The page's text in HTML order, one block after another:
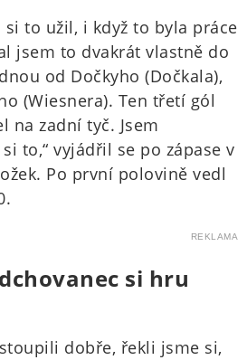
si to užil, i když to byla práce
jsem to dvakrát vlastně do
od Dočkyho (Dočkala),
(Wiesnera). Ten třetí gól
na zadní tyč. Jsem
to,“ vyjádřil se po zápase v
Po první polovině vedl
REKLAMA
si hru
dobře, řekli jsme si,